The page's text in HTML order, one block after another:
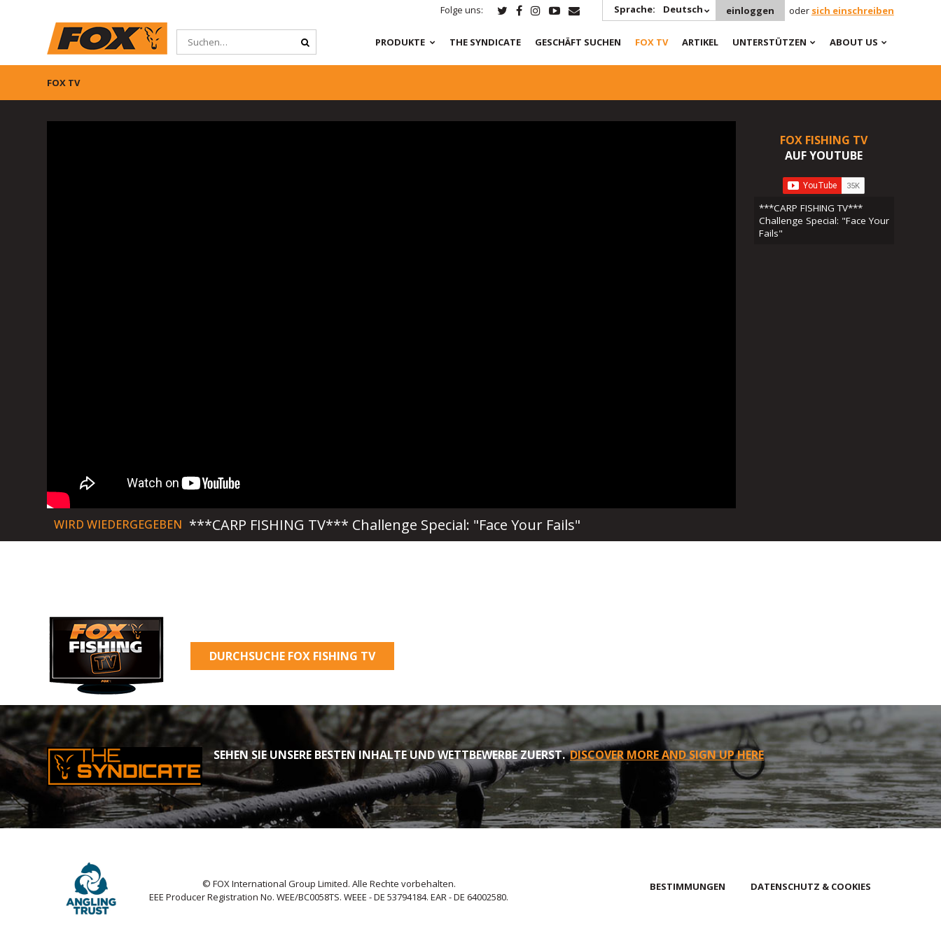
Folge uns: Sprache: Deutsch einloggen oder sich einschreiben
PRODUKTE THE SYNDICATE GESCHÄFT SUCHEN FOX TV ARTIKEL UNTERSTÜTZEN ABOUT US
FOX TV
FOX FISHING TV
AUF YOUTUBE
***CARP FISHING TV***
Challenge Special: "Face Your
Fails"
WIRD WIEDERGEGEBEN ***CARP FISHING TV*** Challenge Special: "Face Your Fails"
DURCHSUCHE FOX FISHING TV
SEHEN SIE UNSERE BESTEN INHALTE UND WETTBEWERBE ZUERST.DISCOVER MORE AND SIGN UP HERE
© FOX International Group Limited. Alle Rechte vorbehalten.
EEE Producer Registration No. WEE/BC0058TS. WEEE - DE 53794184. EAR - DE 64002580.
BESTIMMUNGEN DATENSCHUTZ & COOKIES